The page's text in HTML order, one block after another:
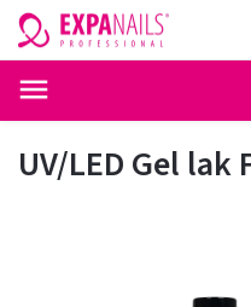
UV/LED Gel lak